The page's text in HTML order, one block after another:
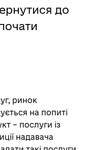
до
ринок
на попиті
– послуги із
надавача